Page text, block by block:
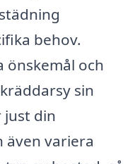
behov.
önskemål och
sin
just din
även variera